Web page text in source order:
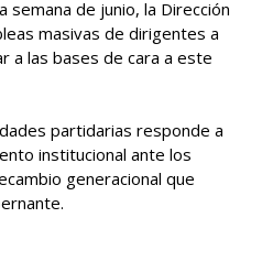
semana de junio, la Dirección
masivas de dirigentes a
a las bases de cara a este
partidarias responde a
institucional ante los
generacional que